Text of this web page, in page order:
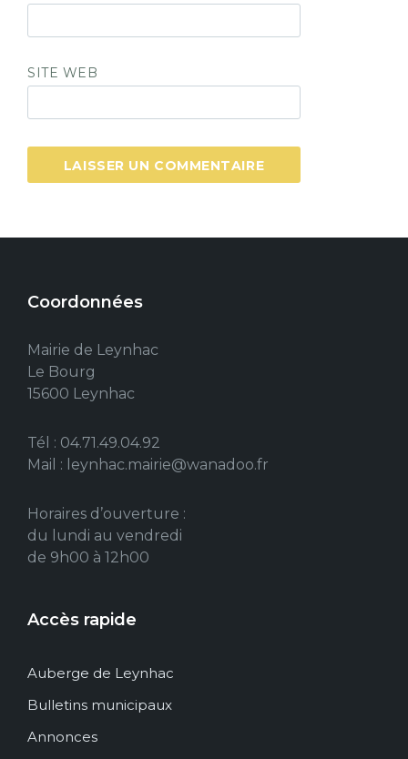
SITE WEB
Coordonnées
Mairie de Leynhac
Le Bourg
15600 Leynhac
Tél : 04.71.49.04.92
Mail : leynhac.mairie@wanadoo.fr
Horaires d’ouverture :
du lundi au vendredi
de 9h00 à 12h00
Accès rapide
Auberge de Leynhac
Bulletins municipaux
Annonces